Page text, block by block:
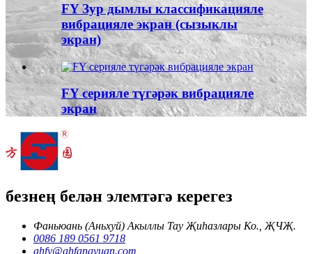
FY Зур дымлы классификацияле
вибрацияле экран (сызыклы
экран)
FY серияле түгәрәк вибрацияле
экран
безнең белән элемтәгә керегез
Фаньюань (Аньхуй) Акыллы Тау Җиһазлары Ко., ҖЧҖ.
0086 189 0561 9718
ahfy@ahfangyuan.com